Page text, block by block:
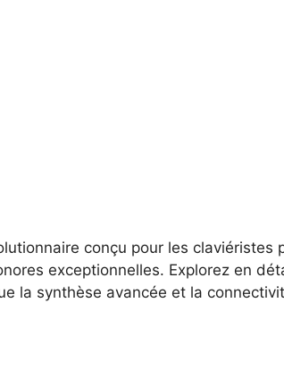
conçu pour les claviéristes
exceptionnelles. Explorez en
la synthèse avancée et la